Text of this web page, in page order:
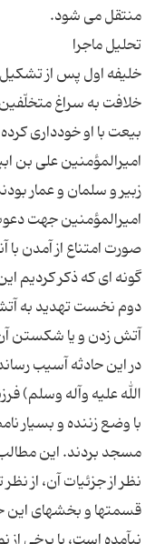
خلیفه اول پس از
خلافت به سراغ
بیعت با او خودداری
امیرالمؤمنین علی بن
زبیر و سلمان و عمار
امیرالمؤمنین جهت
صورت امتناع از آمدن با
گونه ای که ذکر کردیم
دوم نخست تهدید به آتش
آتش زدن و یا شکستن آن
در این حادثه آسیب
الله علیه وآله وسلم)
با وضع زننده و بسیار
مسجد بردند. این
نظر از جزئیات آن، از
قسمتها و بخشهای این